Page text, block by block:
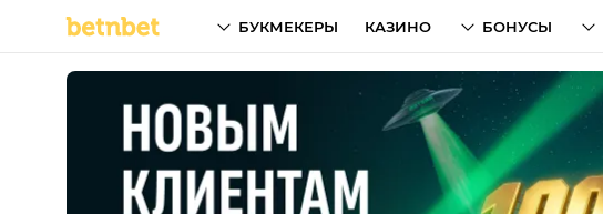
БУКМЕКЕРЫ КАЗИНО БОНУСЫ